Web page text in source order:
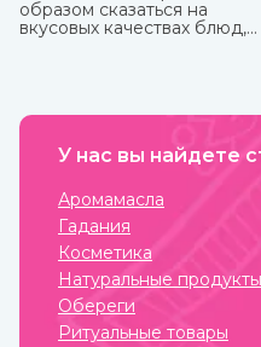
образом сказаться на
вкусовых качествах блюд,
многие из них содержат
защитить от болезней,
Различные приправы, в том
числе чисто восточные, вы
можете купить в интернет-
магазине ИндоКитай.
У нас вы найдете
Аромамасла
Гадания
Косметика
Натуральные продукты
Обереги
Ритуальные товары